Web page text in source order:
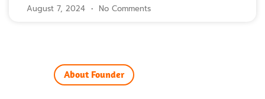
August 7, 2024 No Comments
About Founder